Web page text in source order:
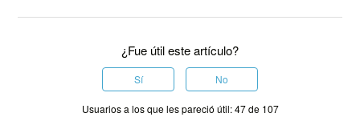
¿Fue útil este artículo?
Sí No
Usuarios a los que les pareció útil: 47 de 107